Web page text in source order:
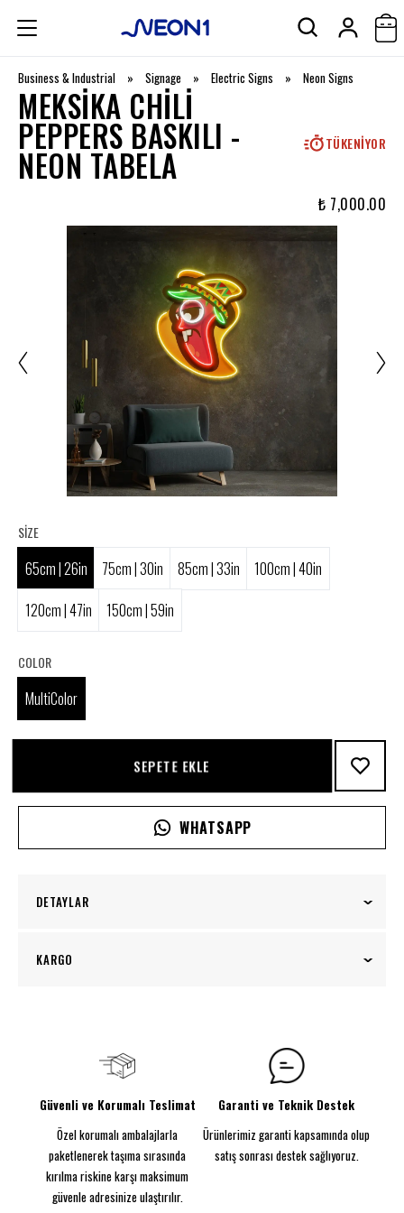
Business & Industrial » Signage » Electric Signs » Neon Signs
MEKSIKA CHILI
PEPPERS BASKILI -
NEON TABELA
TÜKENIYOR
₺ 7,000.00
SIZE
65cm | 26in 75cm | 30in 85cm | 33in
100cm | 40in
120cm | 47in
150cm | 59in
COLOR
MultiColor
SEPETE EKLE
WHATSAPP
DETAYLAR
Meksika Chili Peppers Baskılı - Neon Tabela
mekanınıza kendinize özel bir imza ekleyin.
Görünen Ebat: 65CM
Parlayacak şekilde tasarlandı
Baskılı Neon Tabela
Enerji tasarruflu neon flex
5MM Dekota
Kurulum için vida kiti sağlanmıştır. Daha hızlı kurulum
KARGO
Güvenli ve Korumalı Teslimat
Özel korumalı ambalajlarla
paketlenerek taşıma sırasında
kırılma riskine karşı maksimum
güvenle adresinize ulaştırılır.
Garanti ve Teknik Destek
Ürünlerimiz garanti kapsamında olup
satış sonrası destek sağlıyoruz.